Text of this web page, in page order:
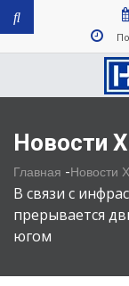
Новости
Главная -Новости
В связи с
прерывается
югом